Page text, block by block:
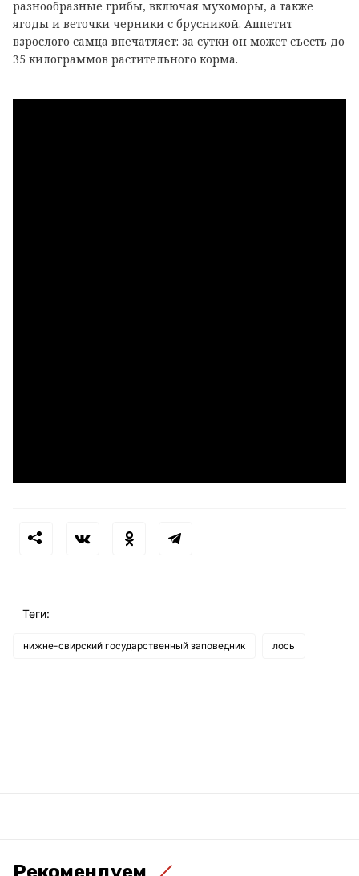
разнообразные грибы, включая мухоморы, а также
ягоды и веточки черники с брусникой. Аппетит
взрослого самца впечатляет: за сутки он может съесть до
35 килограммов растительного корма.
Теги:
нижне-свирский государственный заповедник лось